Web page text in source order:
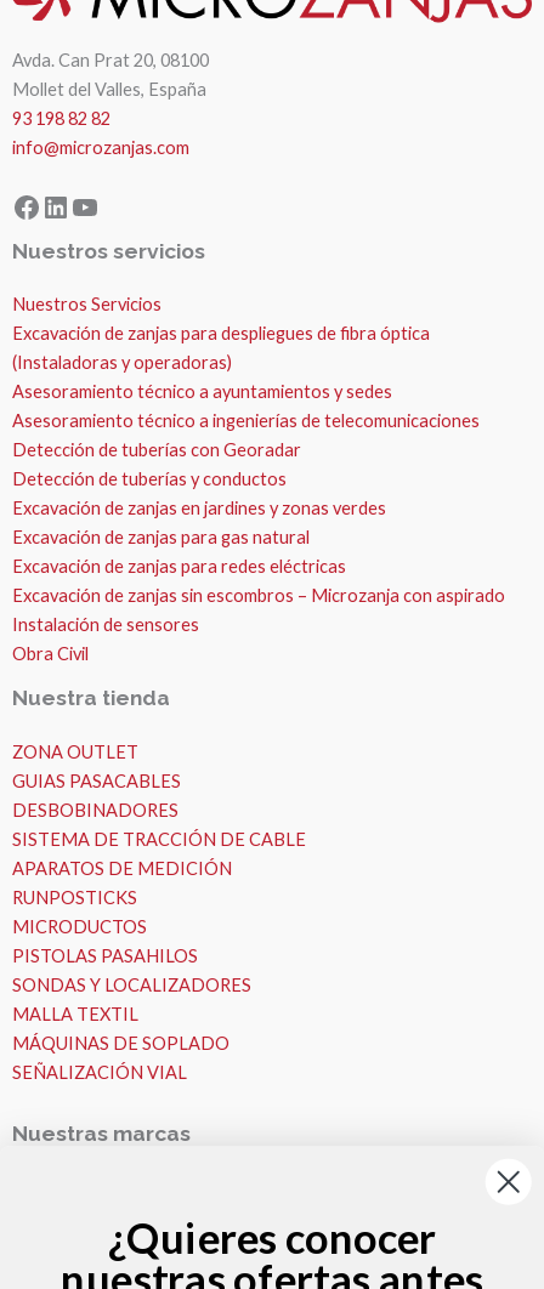
Avda. Can Prat 20, 08100
Mollet del Valles, España
93 198 82 82
info@microzanjas.com
Facebook
LinkedIn
YouTube
Nuestros servicios
Nuestros Servicios
Excavación de zanjas para despliegues de fibra óptica
(Instaladoras y operadoras)
Asesoramiento técnico a ayuntamientos y sedes
Asesoramiento técnico a ingenierías de telecomunicaciones
Detección de tuberías con Georadar
Detección de tuberías y conductos
Excavación de zanjas en jardines y zonas verdes
Excavación de zanjas para gas natural
Excavación de zanjas para redes eléctricas
Excavación de zanjas sin escombros – Microzanja con aspirado
Instalación de sensores
Obra Civil
Nuestra tienda
ZONA OUTLET
GUIAS PASACABLES
DESBOBINADORES
SISTEMA DE TRACCIÓN DE CABLE
APARATOS DE MEDICIÓN
RUNPOSTICKS
MICRODUCTOS
PISTOLAS PASAHILOS
SONDAS Y LOCALIZADORES
MALLA TEXTIL
MÁQUINAS DE SOPLADO
SEÑALIZACIÓN VIAL
Nuestras marcas
VESALA
¿Quieres conocer
nuestras ofertas antes